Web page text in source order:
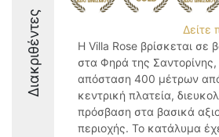
Διακριθέντες
Δείτε
Η Villa Rose βρίσκεται σε
στα Φηρά της Σαντορίνης,
απόσταση 400 μέτρων
κεντρική πλατεία,
πρόσβαση στα βασικά
περιοχής. Το κατάλυμα